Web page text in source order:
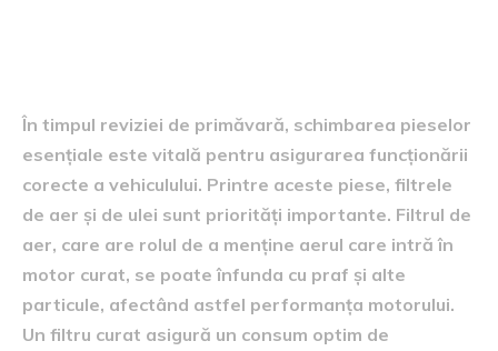
În timpul reviziei de primăvară, schimbarea pieselor
esențiale este vitală pentru asigurarea funcționării
corecte a vehiculului. Printre aceste piese, filtrele
de aer și de ulei sunt priorități importante. Filtrul de
aer, care are rolul de a menține aerul care intră în
motor curat, se poate înfunda cu praf și alte
particule, afectând astfel performanța motorului.
Un filtru curat asigură un consum optim de